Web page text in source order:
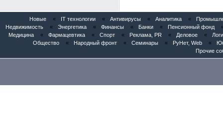
Новые « IT технологии « Антивирусы « Аналитика «
Недвижимость
« Энергетика « Финансы « Банки « Пенсионный фонд
Медицина
« Фармацевтика « Спорт « Реклама, PR « Деловое «
Общество
« Народный фронт « Семинары « РуНет, Web «
Прочие